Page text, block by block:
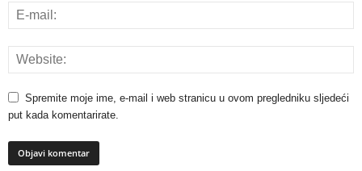
Spremite moje ime, e-mail i web stranicu u ovom pregledniku sljedeći
put kada komentarirate.